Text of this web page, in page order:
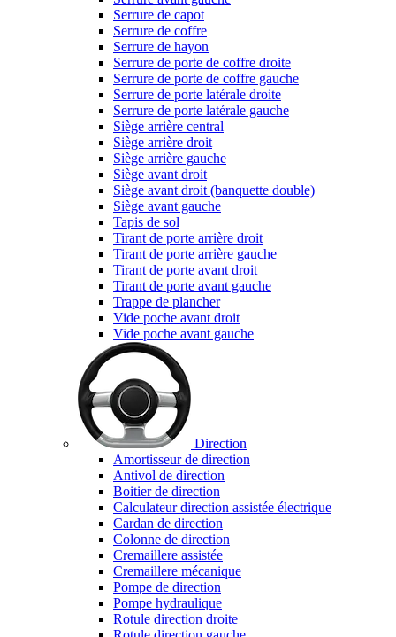
Serrure de capot
Serrure de coffre
Serrure de hayon
Serrure de porte de coffre droite
Serrure de porte de coffre gauche
Serrure de porte latérale droite
Serrure de porte latérale gauche
Siège arrière central
Siège arrière droit
Siège arrière gauche
Siège avant droit
Siège avant droit (banquette double)
Siège avant gauche
Tapis de sol
Tirant de porte arrière droit
Tirant de porte arrière gauche
Tirant de porte avant droit
Tirant de porte avant gauche
Trappe de plancher
Vide poche avant droit
Vide poche avant gauche
Direction
Amortisseur de direction
Antivol de direction
Boitier de direction
Calculateur direction assistée électrique
Cardan de direction
Colonne de direction
Cremaillere assistée
Cremaillere mécanique
Pompe de direction
Pompe hydraulique
Rotule direction droite